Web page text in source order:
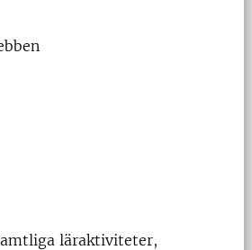
läraktiviteter,